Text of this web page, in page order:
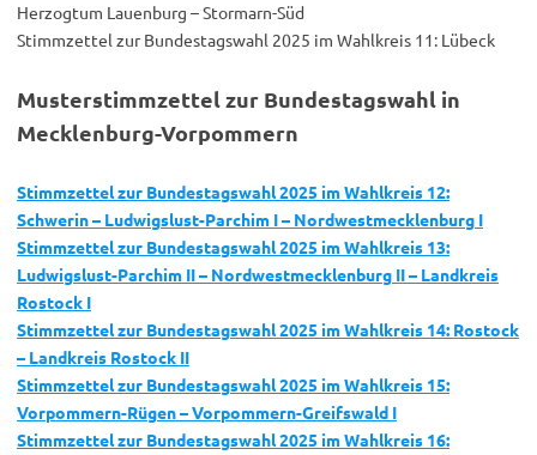
Herzogtum Lauenburg – Stormarn-Süd
Stimmzettel zur Bundestagswahl 2025 im Wahlkreis 11: Lübeck
Musterstimmzettel zur Bundestagswahl in
Mecklenburg-Vorpommern
Stimmzettel zur Bundestagswahl 2025 im Wahlkreis 12:
Schwerin – Ludwigslust-Parchim I – Nordwestmecklenburg I
Stimmzettel zur Bundestagswahl 2025 im Wahlkreis 13:
Ludwigslust-Parchim II – Nordwestmecklenburg II – Landkreis
Rostock I
Stimmzettel zur Bundestagswahl 2025 im Wahlkreis 14: Rostock
– Landkreis Rostock II
Stimmzettel zur Bundestagswahl 2025 im Wahlkreis 15:
Vorpommern-Rügen – Vorpommern-Greifswald I
Stimmzettel zur Bundestagswahl 2025 im Wahlkreis 16: